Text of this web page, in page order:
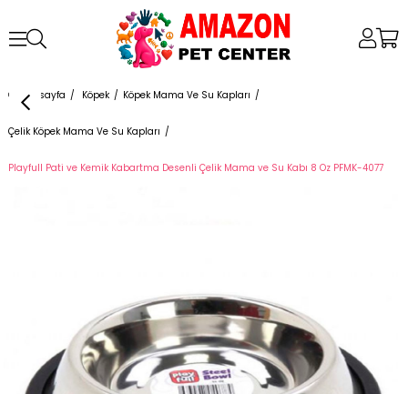
Anasayfa Köpek Köpek Mama Ve Su Kapları
Çelik Köpek Mama Ve Su Kapları
Playfull Pati ve Kemik Kabartma Desenli Çelik Mama ve Su Kabı 8 Oz PFMK-4077